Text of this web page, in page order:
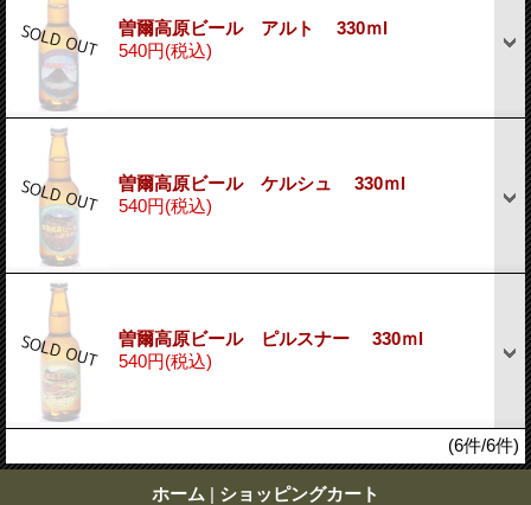
曽爾高原ビール アルト 330ｍl
540円(税込)
曽爾高原ビール ケルシュ 330ｍl
540円(税込)
曽爾高原ビール ピルスナー 330ｍl
540円(税込)
(6件/6件)
ホーム | ショッピングカート